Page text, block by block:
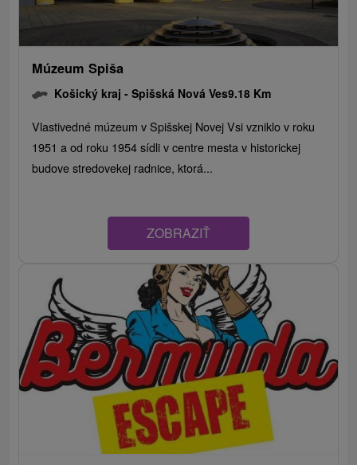
Múzeum Spiša
Košický kraj -Spišská Nová Ves9.18 Km
Vlastivedné múzeum v Spišskej Novej Vsi vzniklo v roku
1951 a od roku 1954 sídli v centre mesta v historickej
budove stredovekej radnice, ktorá...
ZOBRAZIŤ